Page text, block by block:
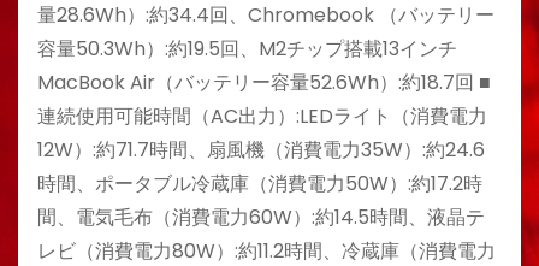
量28.6Wh）:約34.4回、Chromebook （バッテリー
容量50.3Wh）:約19.5回、M2チップ搭載13インチ
MacBook Air（バッテリー容量52.6Wh）:約18.7回 ■
連続使用可能時間（AC出力）:LEDライト（消費電力
12W）:約71.7時間、扇風機（消費電力35W）:約24.6
時間、ポータブル冷蔵庫（消費電力50W）:約17.2時
間、電気毛布（消費電力60W）:約14.5時間、液晶テ
レビ（消費電力80W）:約11.2時間、冷蔵庫（消費電力